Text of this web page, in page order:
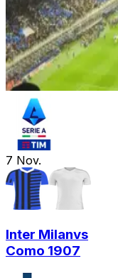
7 Nov.
Inter Milanvs
Como 1907